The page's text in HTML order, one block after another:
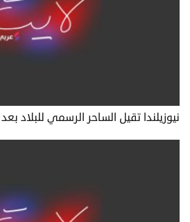
نيوزيلندا تقيل الساحر الرسمي للبلاد بعد 23 عاما من الخدمة 🧙‍♂️